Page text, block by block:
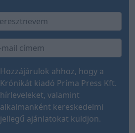
Hozzájárulok ahhoz, hogy a
Krónikát kiadó Príma Press Kft.
hírleveleket, valamint
alkalmanként kereskedelmi
jellegű ajánlatokat küldjön.